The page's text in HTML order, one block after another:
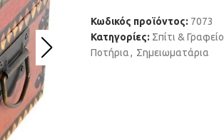
Κωδικός προϊόντος: 7073
Κατηγορίες: Σπίτι & Γραφείο
Ποτήρια, Σημειωματάρια